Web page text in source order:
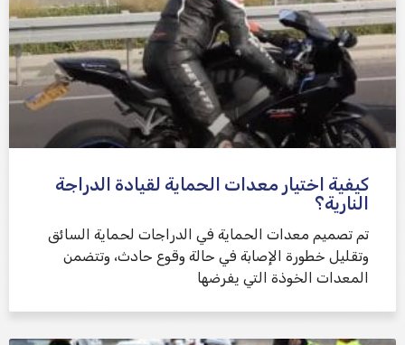
كيفية اختيار معدات الحماية لقيادة الدراجة
النارية؟
تم تصميم معدات الحماية في الدراجات لحماية السائق
وتقليل خطورة الإصابة في حالة وقوع حادث، وتتضمن
المعدات الخوذة التي يفرضها